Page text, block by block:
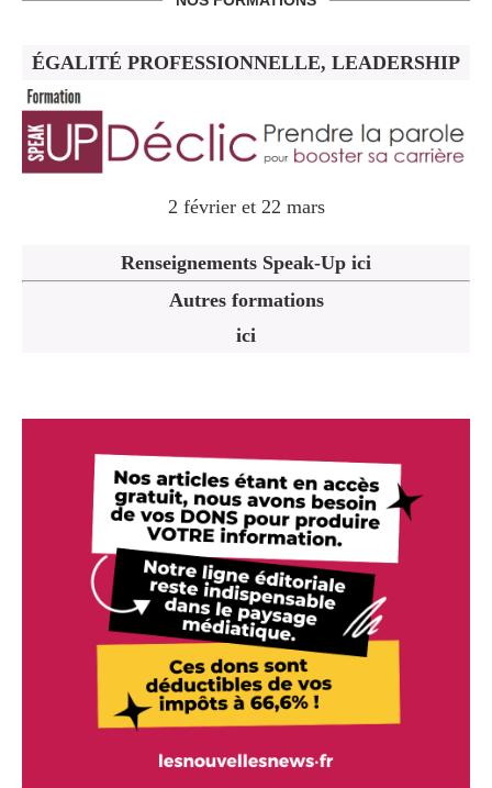
ÉGALITÉ PROFESSIONNELLE, LEADERSHIP
2 février et 22 mars
Renseignements Speak-Up ici
Autres formations
ici